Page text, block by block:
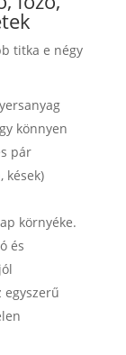
titka e négy
könnyen
pár
kések)
környéke.
és
egyszerű